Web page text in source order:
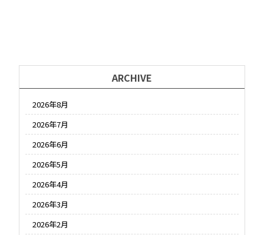
ARCHIVE
2026年8月
2026年7月
2026年6月
2026年5月
2026年4月
2026年3月
2026年2月